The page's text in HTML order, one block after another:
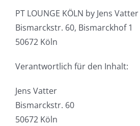
PT LOUNGE KÖLN by Jens Vatter
Bismarckstr. 60, Bismarckhof 1
50672 Köln
Verantwortlich für den Inhalt:
Jens Vatter
Bismarckstr. 60
50672 Köln